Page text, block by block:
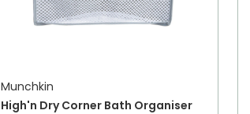
Munchkin
High'n Dry Corner Bath Organiser